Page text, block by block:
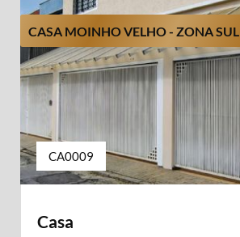
CASA MOINHO VELHO - ZONA SUL
CA0009
Casa